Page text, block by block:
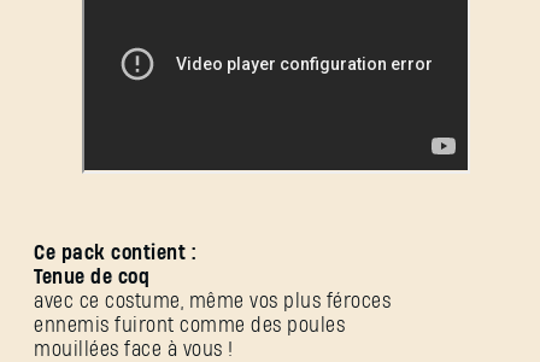
Ce pack contient :
Tenue de coq
avec ce costume, même vos plus féroces
ennemis fuiront comme des poules
mouillées face à vous !